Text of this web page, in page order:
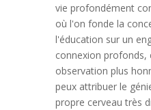
vie profondément
où l'on fonde la
l'éducation sur un
connexion profonds,
observation plus
peux attribuer le
propre cerveau très